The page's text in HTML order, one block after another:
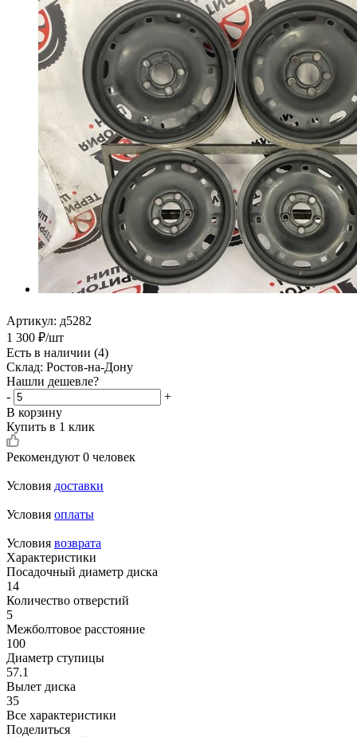
Артикул: д5282
1 300 ₽/шт
Есть в наличии (4)
Склад: Ростов-на-Дону
Нашли дешевле?
-
+
В корзину
Купить в 1 клик
Рекомендуют 0 человек
Условия доставки
Условия оплаты
Условия возврата
Характеристики
Посадочный диаметр диска
14
Количество отверстий
5
Межболтовое расстояние
100
Диаметр ступицы
57.1
Вылет диска
35
Все характеристики
Поделиться